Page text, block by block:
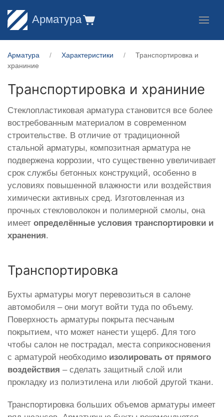
Арматура
Арматура Характеристики
Транспортировка и
храниние
Транспортировка и храниние
Стеклопластиковая арматура становится все более
востребованным материалом в современном
строительстве. В отличие от традиционной
стальной арматуры, композитная арматура не
подвержена коррозии, что существенно увеличивает
срок службы бетонных конструкций, особенно в
условиях повышенной влажности или воздействия
химически активных сред. Изготовленная из
прочных стекловолокон и полимерной смолы, она
имеет определённые условия транспортировки и
хранения.
Транспортировка
Бухты арматуры могут перевозиться в салоне
автомобиля – они могут войти туда по объему.
Поверхность арматуры покрыта песчаным
покрытием, что может нанести ущерб. Для того
чтобы салон не пострадал, места соприкосновения
с арматурой необходимо изолировать от прямого
воздействия – сделать защитный слой или
прокладку из полиэтилена или любой другой ткани.
Транспортировка больших объемов арматуры имеет